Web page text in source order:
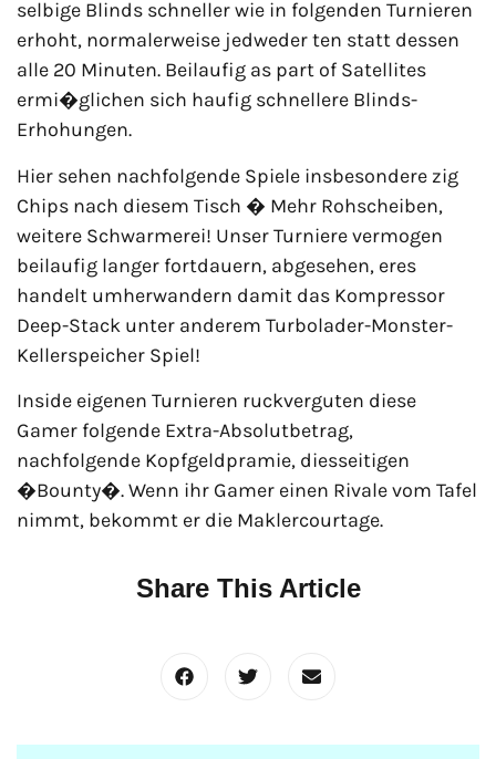
selbige Blinds schneller wie in folgenden Turnieren
erhoht, normalerweise jedweder ten statt dessen
alle 20 Minuten. Beilaufig as part of Satellites
ermi�glichen sich haufig schnellere Blinds-
Erhohungen.
Hier sehen nachfolgende Spiele insbesondere zig
Chips nach diesem Tisch � Mehr Rohscheiben,
weitere Schwarmerei! Unser Turniere vermogen
beilaufig langer fortdauern, abgesehen, eres
handelt umherwandern damit das Kompressor
Deep-Stack unter anderem Turbolader-Monster-
Kellerspeicher Spiel!
Inside eigenen Turnieren ruckverguten diese
Gamer folgende Extra-Absolutbetrag,
nachfolgende Kopfgeldpramie, diesseitigen
�Bounty�. Wenn ihr Gamer einen Rivale vom Tafel
nimmt, bekommt er die Maklercourtage.
Share This Article